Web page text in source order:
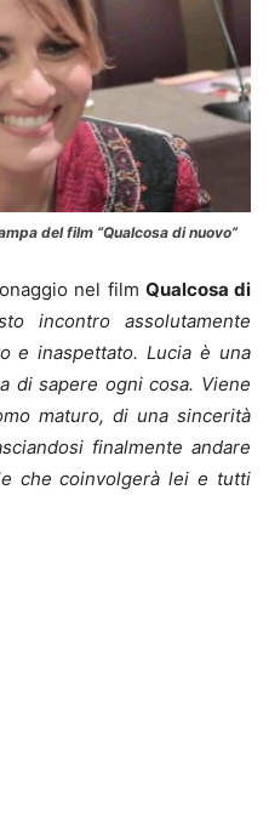
del film “Qualcosa di nuovo”
nel film Qualcosa di
incontro assolutamente
e inaspettato. Lucia è una
di sapere ogni cosa. Viene
maturo, di una sincerità
finalmente andare
che coinvolgerà lei e tutti